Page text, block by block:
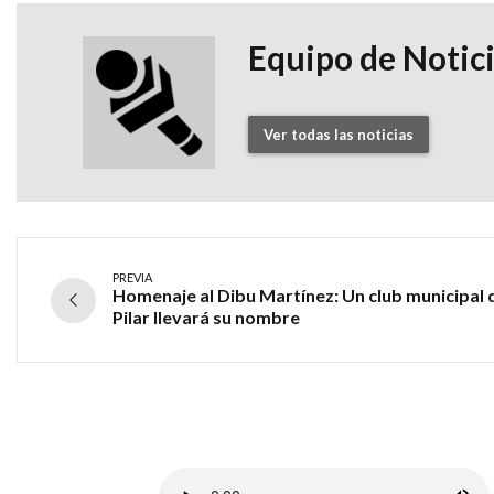
Equipo de
Ver todas las noticias
PREVIA
Homenaje al Dibu Martínez: Un club municipal
Pilar llevará su nombre